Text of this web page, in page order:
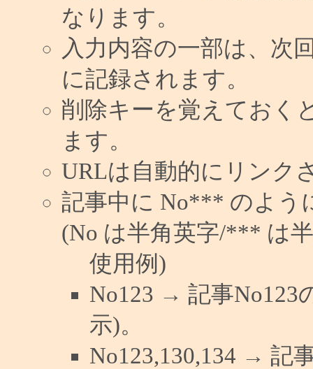
なります。
入力内容の一部は、次
に記録されます。
削除キーを覚えておく
ます。
URLは自動的にリンク
記事中に No*** のよう
(No は半角英字/*** は
使用例)
No123 → 記事No123
示)。
No123,130,134 → 記